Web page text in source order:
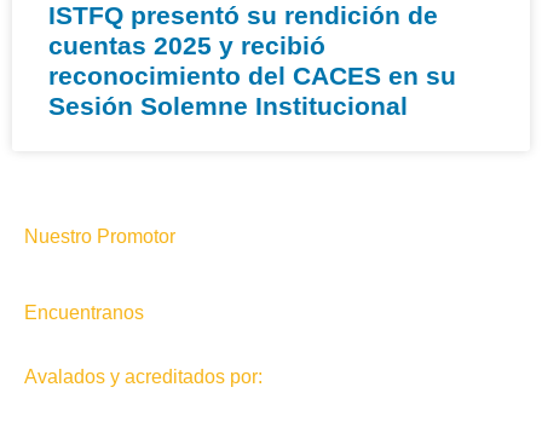
ISTFQ presentó su rendición de
cuentas 2025 y recibió
reconocimiento del CACES en su
Sesión Solemne Institucional
Nuestro Promotor
Encuentranos
Avalados y acreditados por: